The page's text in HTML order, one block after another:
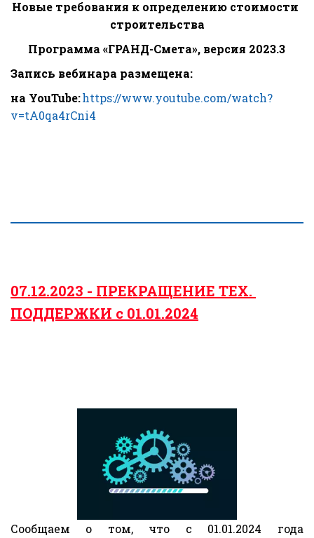
Новые требования к определению стоимости
строительства
Программа «ГРАНД-Смета», версия 2023.3
Запись вебинара размещена:
на YouTube:https://www.youtube.com/watch?
v=tA0qa4rCni4
07.12.2023 - ПРЕКРАЩЕНИЕ ТЕХ.
ПОДДЕРЖКИ с 01.01.2024
Сообщаем о том, что с 01.01.2024 года